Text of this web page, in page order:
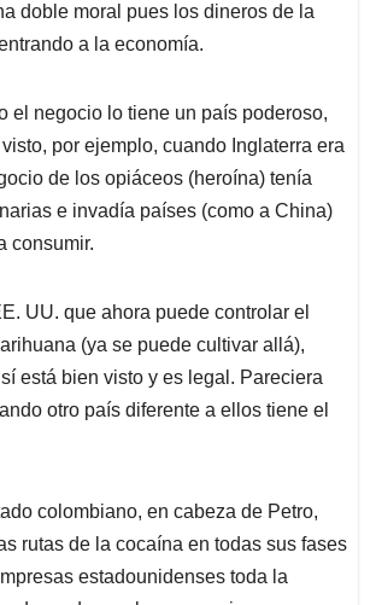
doble moral pues los dineros de la
a la economía.
el negocio lo tiene un país poderoso,
por ejemplo, cuando Inglaterra era
de los opiáceos (heroína) tenía
e invadía países (como a China)
consumir.
UU. que ahora puede controlar el
(ya se puede cultivar allá),
está bien visto y es legal. Pareciera
otro país diferente a ellos tiene el
colombiano, en cabeza de Petro,
rutas de la cocaína en todas sus fases
estadounidenses toda la